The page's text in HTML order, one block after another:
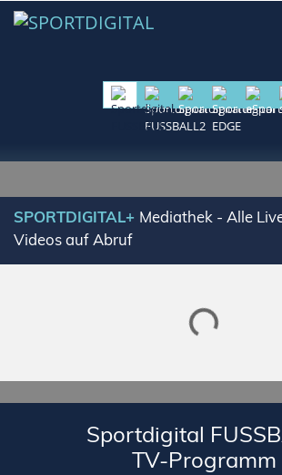
SPORTDIGITAL+ Mediathek - Alle
Videos auf Abruf
Lade SPORTDIGITAL+ Mediathek
Sportdigital
TV-Programm